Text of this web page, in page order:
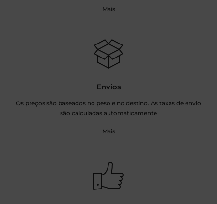
Mais
Envios
Os preços são baseados no peso e no destino. As taxas de envio
são calculadas automaticamente
Mais